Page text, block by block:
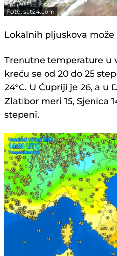
Foto: sat24.com
Lokalnih pljuskova
Trenutne temperature u
kreću se od 20 do 25
24°C. U Ćupriji je 26, a u
Zlatibor meri 15, Sjenica
stepeni.